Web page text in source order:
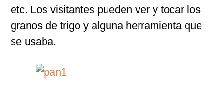
etc. Los visitantes pueden ver y tocar los
granos de trigo y alguna herramienta que
se usaba.